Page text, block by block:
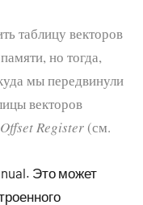
таблицу векторов
но тогда,
мы передвинули
векторов
Register (см.
Это может